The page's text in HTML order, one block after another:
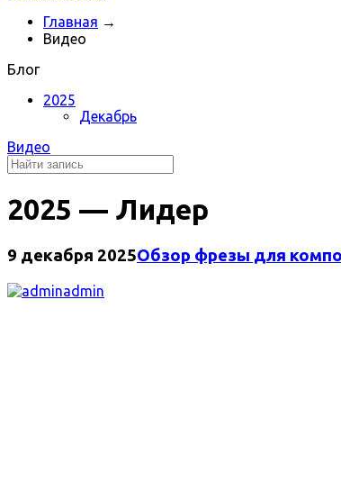
Главная →
Видео
Блог
2025
Декабрь
Видео
2025 — Лидер
9 декабря 2025Обзор фрезы для
admin